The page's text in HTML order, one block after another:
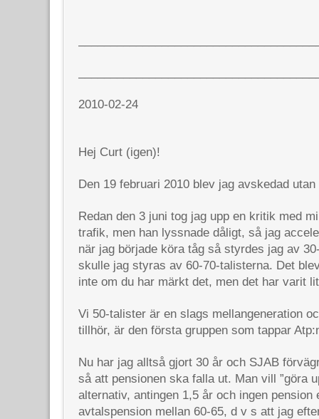
2010-02-24
Hej Curt (igen)!
Den 19 februari 2010 blev jag avskedad
Redan den 3 juni tog jag upp en kritik med
trafik, men han lyssnade dåligt, så jag
när jag började köra tåg så styrdes jag av
skulle jag styras av 60-70-talisterna. Det
inte om du har märkt det, men det har varit
Vi 50-talister är en slags mellangeneration
tillhör, är den första gruppen som tappar
Nu har jag alltså gjort 30 år och SJAB
så att pensionen ska falla ut. Man vill ”göra
alternativ, antingen 1,5 år och ingen pension
avtalspension mellan 60-65, d v s att jag